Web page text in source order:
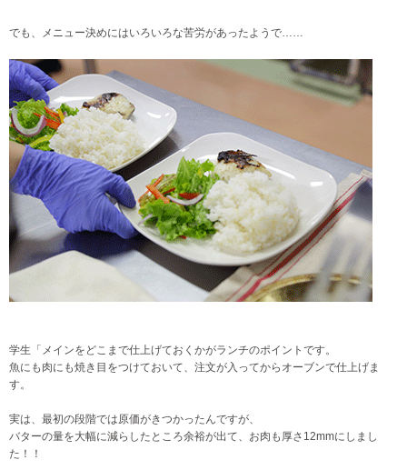
でも、メニュー決めにはいろいろな苦労があったようで……
学生「メインをどこまで仕上げておくかがランチのポイントです。
魚にも肉にも焼き目をつけておいて、注文が入ってからオーブンで仕上げま
す。
実は、最初の段階では原価がきつかったんですが、
バターの量を大幅に減らしたところ余裕が出て、お肉も厚さ12mmにしまし
た！！